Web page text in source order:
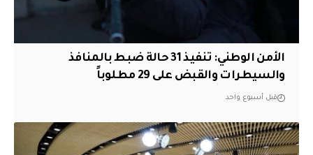
الأمن الوطني: تنفيذ 31 حالة ضبط بالمنافذ
والسيطرات والقبض على 29 مطلوباً
قبل أسبوع واحد